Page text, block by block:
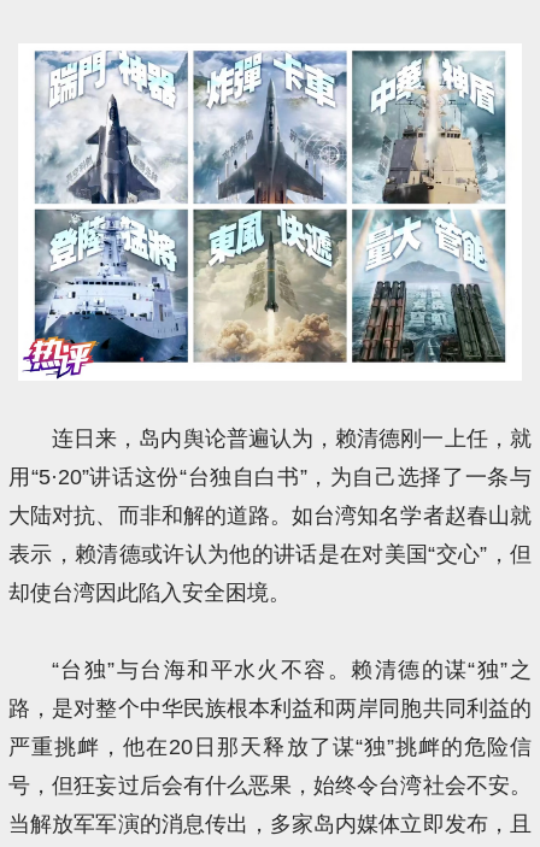
连日来，岛内舆论普遍认为，赖清德刚一上任，就
用“5·20”讲话这份“台独自白书”，为自己选择了一条与
大陆对抗、而非和解的道路。如台湾知名学者赵春山就
表示，赖清德或许认为他的讲话是在对美国“交心”，但
却使台湾因此陷入安全困境。
“台独”与台海和平水火不容。赖清德的谋“独”之
路，是对整个中华民族根本利益和两岸同胞共同利益的
严重挑衅，他在20日那天释放了谋“独”挑衅的危险信
号，但狂妄过后会有什么恶果，始终令台湾社会不安。
当解放军军演的消息传出，多家岛内媒体立即发布，且